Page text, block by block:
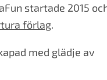
startade 2015
förlag.
med glädje av